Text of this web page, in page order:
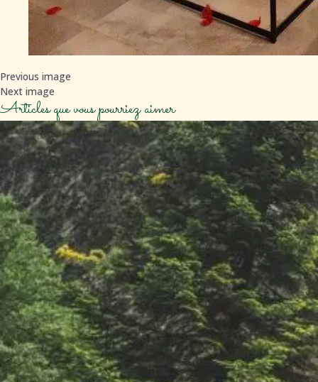
Previous image
Next image
Articles que vous pourriez aimer